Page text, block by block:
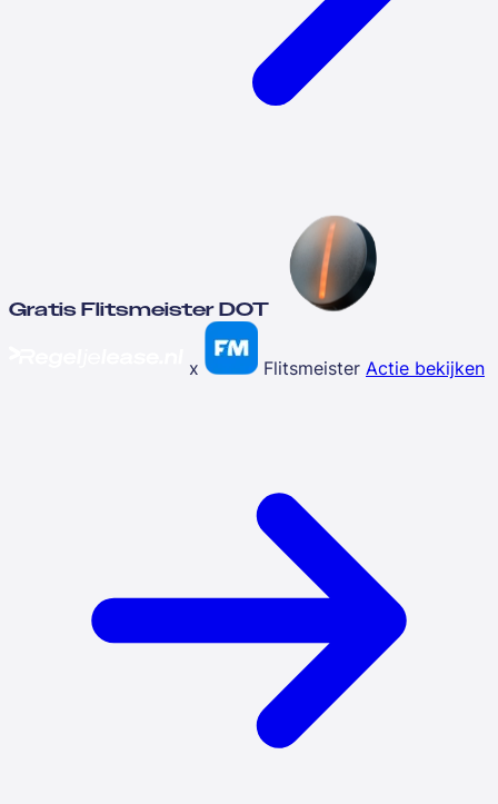
Gratis Flitsmeister DOT
x Flitsmeister Actie bekijken